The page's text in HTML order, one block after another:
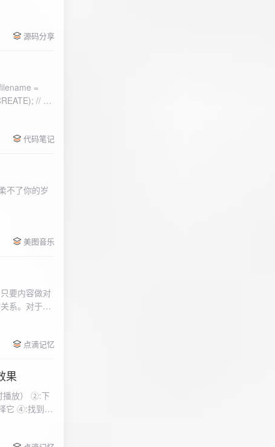
源码分享
=
function
代码笔记
不了你的岁
美图音乐
要内容做对
系。对于质
点滴记忆
果
播放） ②:下
安